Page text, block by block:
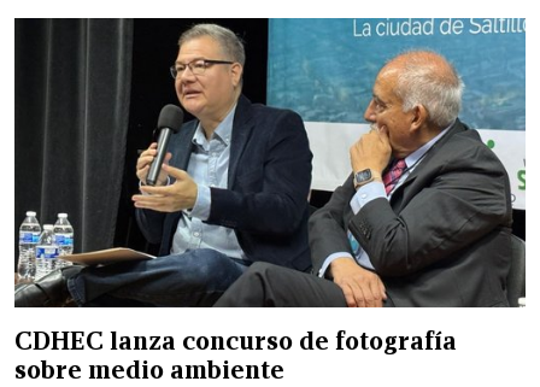
CDHEC lanza concurso de fotografía
sobre medio ambiente